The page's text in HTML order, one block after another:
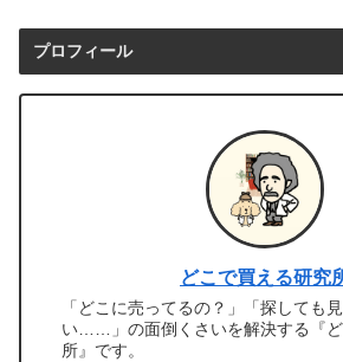
プロフィール
どこで買える研究
「どこに売ってるの？」「探しても
い……」の面倒くさいを解決する『
所』です。